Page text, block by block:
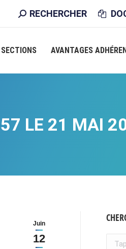
RECHERCHE
RECHERCHER
AVANTAGES
LE 21 MAI
Juin
12